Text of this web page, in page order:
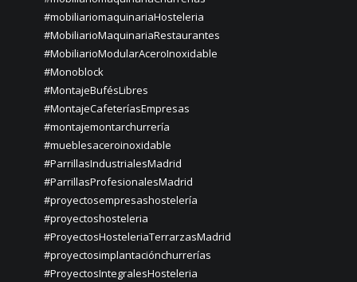
#mobiliariomaquinariaHosteleria
#MobiliarioMaquinariaRestaurantes
#MobiliarioModularAceroInoxidable
#Monoblock
#MontajeBufésLibres
#MontajeCafeteríasEmpresas
#montajemontarchurrería
#mueblesaceroinoxidable
#ParrillasIndustrialesMadrid
#ParrillasProfesionalesMadrid
#proyectosempresashostelería
#proyectoshosteleria
#ProyectosHosteleriaTerrarzasMadrid
#proyectosimplantaciónchurrerías
#ProyectosIntegralesHosteleria